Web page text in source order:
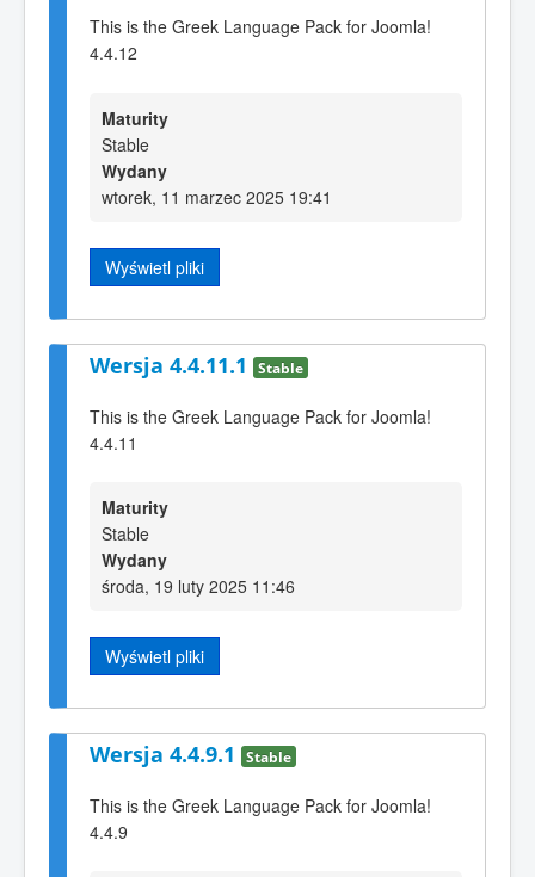
This is the Greek Language Pack for Joomla!
4.4.12
Maturity
Stable
Wydany
wtorek, 11 marzec 2025 19:41
Wyświetl pliki
Wersja 4.4.11.1 Stable
This is the Greek Language Pack for Joomla!
4.4.11
Maturity
Stable
Wydany
środa, 19 luty 2025 11:46
Wyświetl pliki
Wersja 4.4.9.1 Stable
This is the Greek Language Pack for Joomla!
4.4.9